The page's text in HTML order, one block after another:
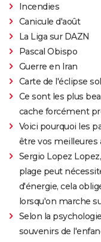
Incendies
Canicule d'août
La Liga sur DAZN
Pascal Obispo
Guerre en Iran
Carte de l'éclipse
Ce sont les plus
cache forcément
Voici pourquoi les
être vos meilleures
Sergio Lopez
plage peut
d'énergie, cela
lorsqu'on marche
Selon la
souvenirs de